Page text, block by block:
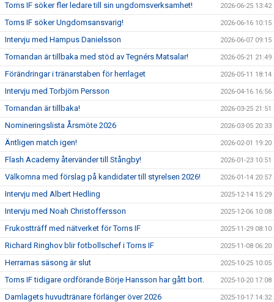
Torns IF söker fler ledare till sin ungdomsverksamhet! 2026-06-25 13:42
Torns IF söker Ungdomsansvarig! 2026-06-16 10:15
Intervju med Hampus Danielsson 2026-06-07 09:15
Tornandan är tillbaka med stöd av Tegnérs Matsalar! 2026-05-21 21:49
Förändringar i tränarstaben för herrlaget 2026-05-11 18:14
Intervju med Torbjörn Persson 2026-04-16 16:56
Tornandan är tillbaka! 2026-03-25 21:51
Nomineringslista Årsmöte 2026 2026-03-05 20:33
Äntligen match igen! 2026-02-01 19:20
Flash Academy återvänder till Stångby! 2026-01-23 10:51
Välkomna med förslag på kandidater till styrelsen 2026! 2026-01-14 20:57
Intervju med Albert Hedling 2025-12-14 15:29
Intervju med Noah Christoffersson 2025-12-06 10:08
Frukostträff med nätverket för Torns IF 2025-11-29 08:10
Richard Ringhov blir fotbollschef i Torns IF 2025-11-08 06:20
Herrarnas säsong är slut 2025-10-25 10:05
Torns IF tidigare ordförande Börje Hansson har gått bort. 2025-10-20 17:08
Damlagets huvudtränare förlänger över 2026 2025-10-17 14:32